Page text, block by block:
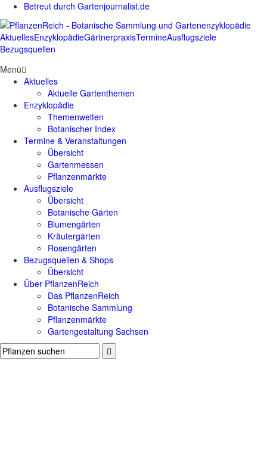
Betreut durch Gartenjournalist.de
AktuellesEnzyklopädieGärtnerpraxisTermineAusflugsziele
Bezugsquellen
Menü
Aktuelles
Aktuelle Gartenthemen
Enzyklopädie
Themenwelten
Botanischer Index
Termine & Veranstaltungen
Übersicht
Gartenmessen
Pflanzenmärkte
Ausflugsziele
Übersicht
Botanische Gärten
Blumengärten
Kräutergärten
Rosengärten
Bezugsquellen & Shops
Übersicht
Über PflanzenReich
Das PflanzenReich
Botanische Sammlung
Pflanzenmärkte
Gartengestaltung Sachsen